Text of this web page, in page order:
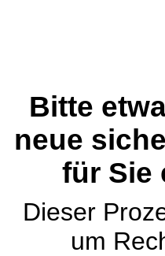
Bitte
neue
für Sie
Dieser
um